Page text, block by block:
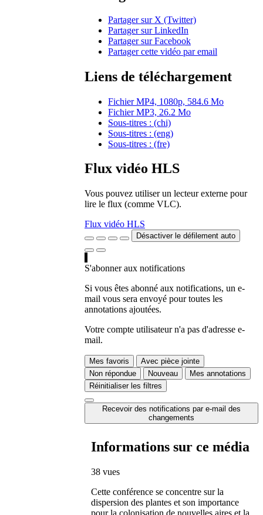
Partager sur X (Twitter)
Partager sur LinkedIn
Partager sur Facebook
Partager cette vidéo par email
Liens de téléchargement
Fichier MP4, 1080p, 584.6 Mo
Fichier MP3, 26.2 Mo
Sous-titres : (chi)
Sous-titres : (eng)
Sous-titres : (fre)
Flux vidéo HLS
Vous pouvez utiliser un lecteur externe pour
lire le flux (comme VLC).
Flux vidéo HLS
Désactiver le défilement auto
S'abonner aux notifications
Si vous êtes abonné aux notifications, un e-
mail vous sera envoyé pour toutes les
annotations ajoutées.
Votre compte utilisateur n'a pas d'adresse e-
mail.
Mes favoris
Avec pièce jointe
Non répondue
Nouveau
Mes annotations
Réinitialiser les filtres
Recevoir des notifications par e-mail des
changements
Informations sur ce média
38 vues
Cette conférence se concentre sur la
dispersion des plantes et son importance